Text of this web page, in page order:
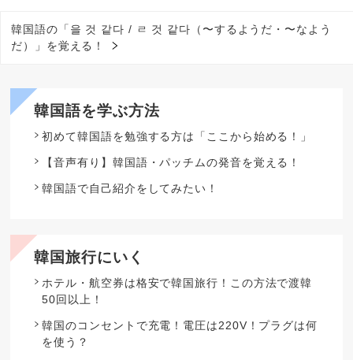
韓国語の「을 것 같다 / ㄹ 것 같다（〜するようだ・〜なよう
だ）」を覚える！
韓国語を学ぶ方法
初めて韓国語を勉強する方は「ここから始める！」
【音声有り】韓国語・パッチムの発音を覚える！
韓国語で自己紹介をしてみたい！
韓国旅行にいく
ホテル・航空券は格安で韓国旅行！この方法で渡韓
50回以上！
韓国のコンセントで充電！電圧は220V！プラグは何
を使う？